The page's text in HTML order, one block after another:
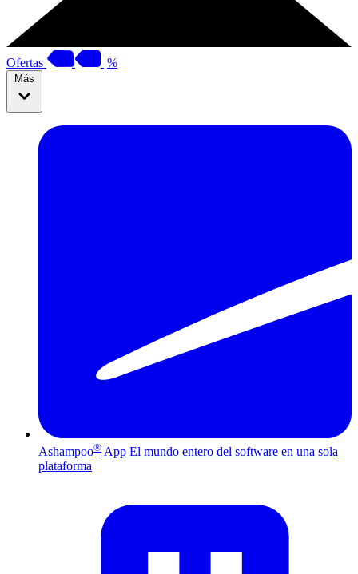
Ofertas %
Más
Ashampoo® App El mundo entero del software en una sola
plataforma